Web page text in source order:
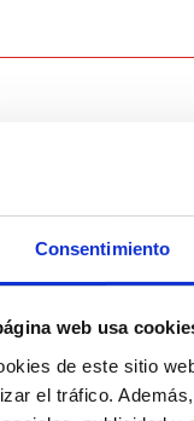
Consentimiento
web usa
de este sitio
el tráfico.